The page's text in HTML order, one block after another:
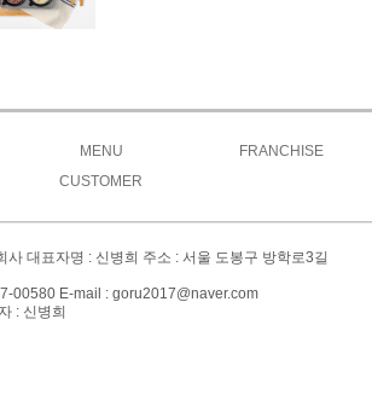
MENU
고루메뉴
사이드
FRANCHISE
창업문의
CUSTOMER
사 대표자명 : 신병희 주소 : 서울 도봉구 방학로3길
00580 E-mail : goru2017@naver.com
: 신병희